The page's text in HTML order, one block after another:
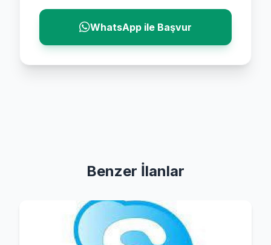
WhatsApp ile Başvur
Benzer İlanlar